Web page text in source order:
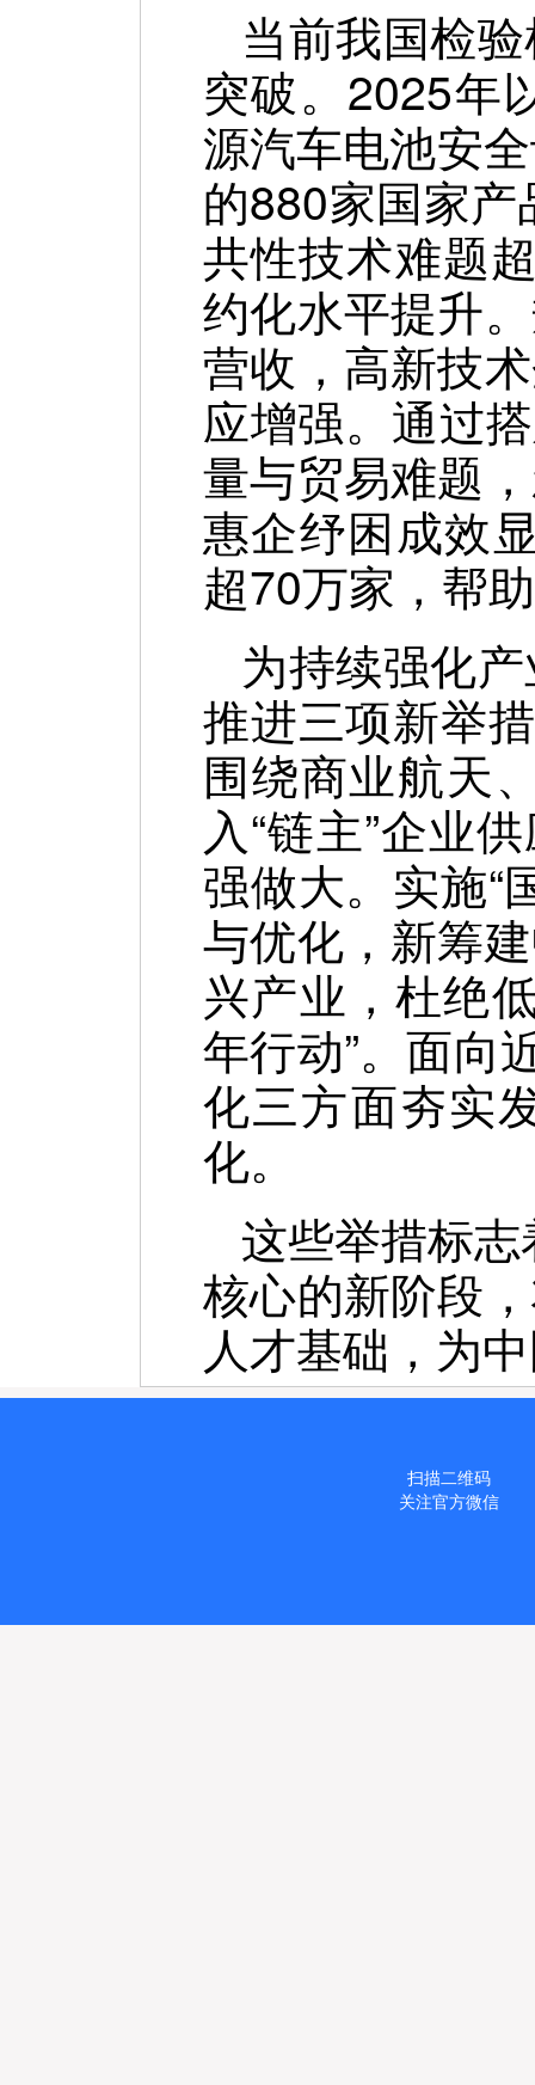
当前我国检
突破。2025年
源汽车电池安
的880家国家
共性技术难题
约化水平提升
营收，高新技
应增强。通过
量与贸易难题
惠企纾困成效
超70万家，帮
为持续强化
推进三项新举
围绕商业航天
入“链主”企业
强做大。实施“
与优化，新筹
兴产业，杜绝
年行动”。面向
化三方面夯实
化。
这些举措标志
核心的新阶段
人才基础，为
扫描二维码
关注官方微信